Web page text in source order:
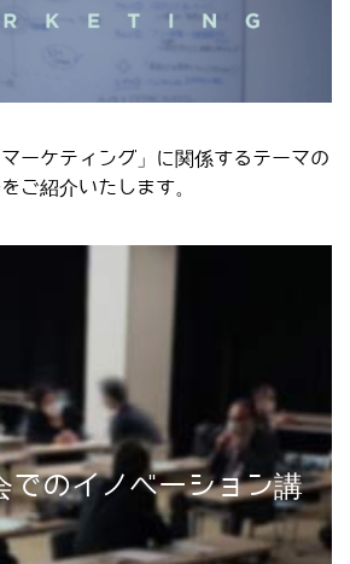
ーケティング」に関係するテーマの
ご紹介いたします。
でのイノベーション講
講演事例を見る